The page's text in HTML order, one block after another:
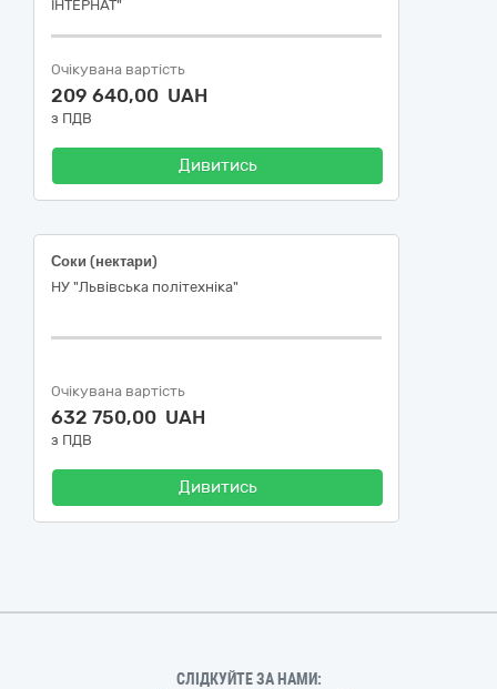
ІНТЕРНАТ"
Очікувана вартість
209 640,00 UAH
з ПДВ
Дивитись
Соки (нектари)
НУ "Львівська політехніка"
Очікувана вартість
632 750,00 UAH
з ПДВ
Дивитись
СЛІДКУЙТЕ ЗА НАМИ: